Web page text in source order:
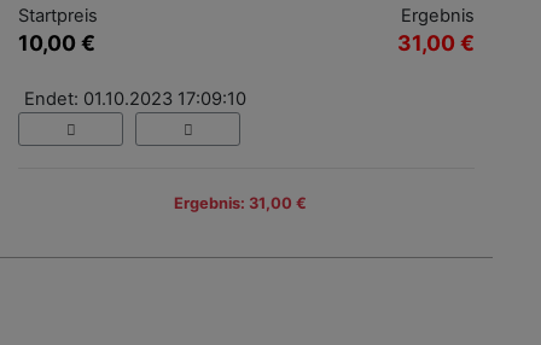
Startpreis
10,00 €
Ergebnis
31,00 €
Endet: 01.10.2023 17:09:10
Ergebnis: 31,00 €